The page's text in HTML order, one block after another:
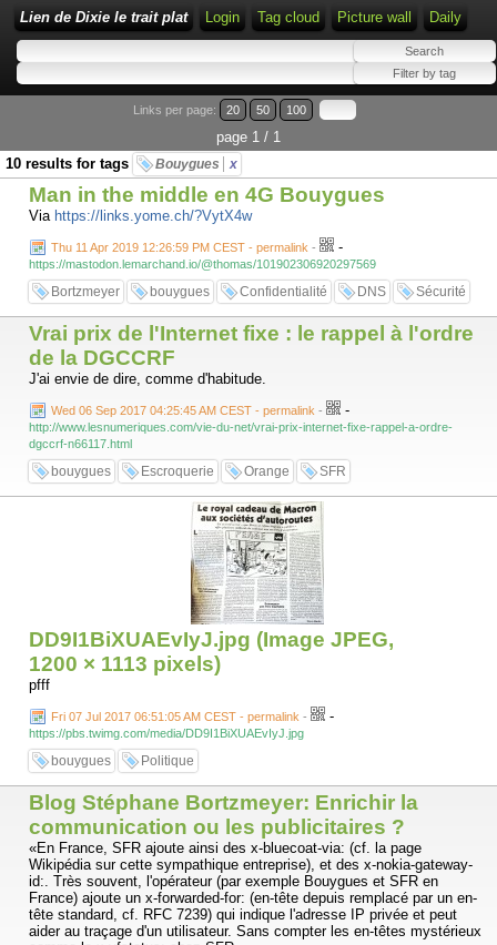
Lien de Dixie le trait plat Login Tag cloud Picture wall Daily
Links per page: 20 50 100
page 1 / 1
10 results for tags
Bouygues x
Man in the middle en 4G Bouygues
Via https://links.yome.ch/?VytX4w
Thu 11 Apr 2019 12:26:59 PM CEST - permalink - -
https://mastodon.lemarchand.io/@thomas/101902306920297569
Bortzmeyer bouygues Confidentialité DNS Sécurité
Vrai prix de l'Internet fixe : le rappel à l'ordre
de la DGCCRF
J'ai envie de dire, comme d'habitude.
Wed 06 Sep 2017 04:25:45 AM CEST - permalink - -
http://www.lesnumeriques.com/vie-du-net/vrai-prix-internet-fixe-rappel-a-ordre-
dgccrf-n66117.html
bouygues Escroquerie Orange SFR
DD9I1BiXUAEvIyJ.jpg (Image JPEG,
1200 × 1113 pixels)
pfff
Fri 07 Jul 2017 06:51:05 AM CEST - permalink - -
https://pbs.twimg.com/media/DD9I1BiXUAEvIyJ.jpg
bouygues Politique
Blog Stéphane Bortzmeyer: Enrichir la
communication ou les publicitaires ?
«En France, SFR ajoute ainsi des x-bluecoat-via: (cf. la page
Wikipédia sur cette sympathique entreprise), et des x-nokia-gateway-
id:. Très souvent, l'opérateur (par exemple Bouygues et SFR en
France) ajoute un x-forwarded-for: (en-tête depuis remplacé par un en-
tête standard, cf. RFC 7239) qui indique l'adresse IP privée et peut
aider au traçage d'un utilisateur. Sans compter les en-têtes mystérieux